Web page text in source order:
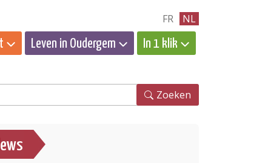
FR NL
Leven in Oudergem In 1 klik
Zoeken